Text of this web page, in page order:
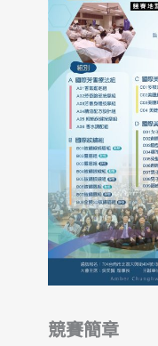
競賽簡章